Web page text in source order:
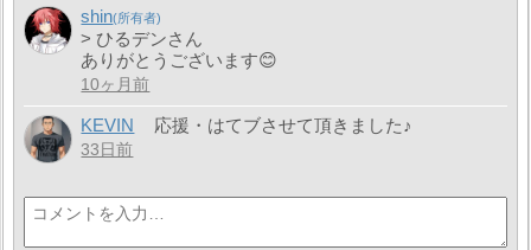
shin
> ひるデンさん
ありがとうございます😊
10ヶ月前
KEVIN 応援・はてブさせて頂きました♪
33日前